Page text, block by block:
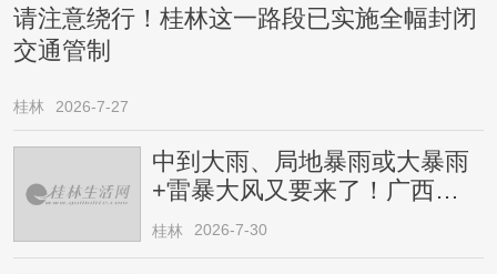
请注意绕行！桂林这一路段已实施全幅封闭
交通管制
桂林 2026-7-27
中到大雨、局地暴雨或大暴雨
+雷暴大风又要来了！广西人
请注意
桂林 2026-7-30